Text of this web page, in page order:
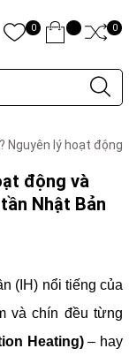
0 0
Nguyên lý hoạt động
động và
Nhật Bản
(IH) nổi tiếng của
và chín đều từng
Heating)– hay